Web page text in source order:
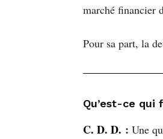
marché financier
Pour sa part, la
Qu’est-ce qui
C. D. D. : Une